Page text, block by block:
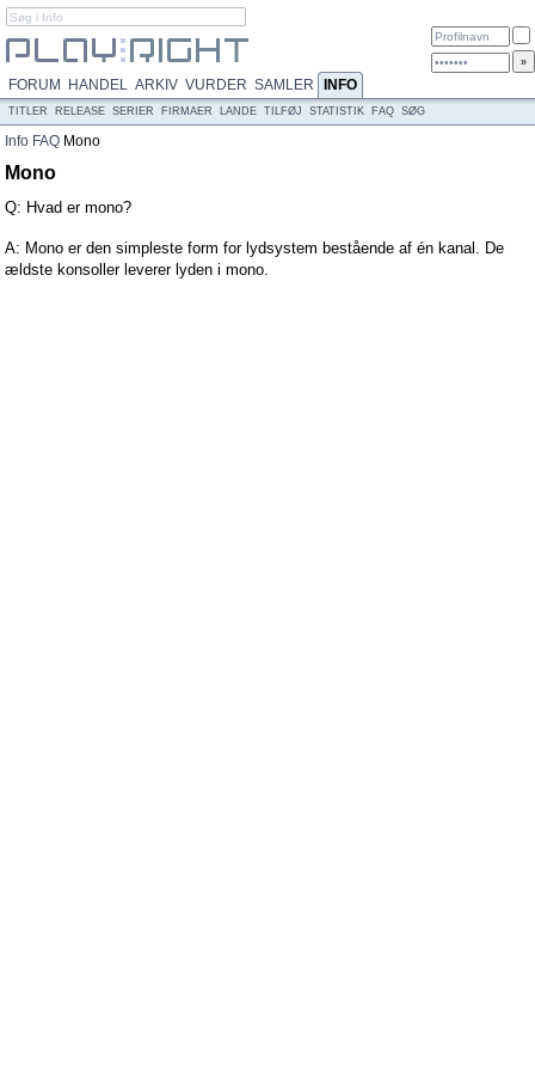
FORUM HANDEL ARKIV VURDER SAMLER INFO
TITLER RELEASE SERIER FIRMAER LANDE TILFØJ STATISTIK FAQ SØG
Info FAQ Mono
Mono
Q: Hvad er mono?
A: Mono er den simpleste form for lydsystem bestående af én kanal. De
ældste konsoller leverer lyden i mono.